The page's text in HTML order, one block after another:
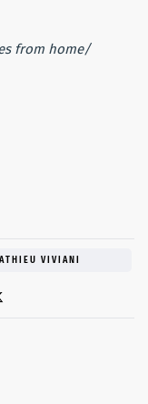
from home/
VIVIANI